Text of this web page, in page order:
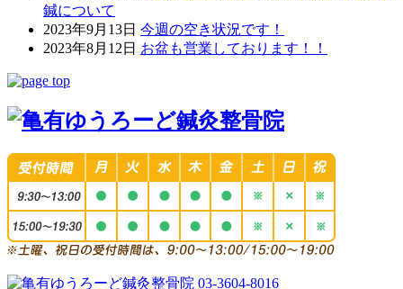
鍼について
2023年9月13日 今週の空き状況です！
2023年8月12日 お盆も営業しております！！